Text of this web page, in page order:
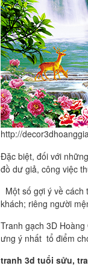
http://
Đặc biệt, đối với
đồ dư giả, công việc
Một số gợi ý về
khách; riêng người
Tranh gạch 3D
ưng ý nhất tổ điểm
tranh 3d tuổi sửu,